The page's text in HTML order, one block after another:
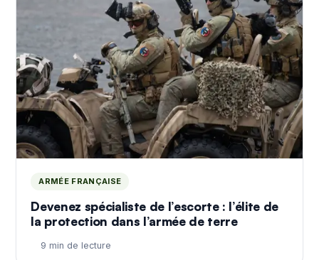
ARMÉE FRANÇAISE
Devenez spécialiste de l’escorte : l’élite de
la protection dans l’armée de terre
9 min de lecture